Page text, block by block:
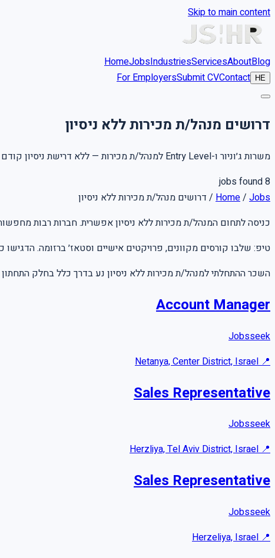
Skip to main content
HomeJobsIndustriesServicesAboutBlog
HE
For EmployersSubmit CVContact
דרושים מנהל/ת מכירות ללא ניסיון
משרות ג׳וניור ו-Entry Level למנהל/ת מכירות — ללא דרישת ניסיון קודם
8
jobs found
Home/ Jobs
/ דרושים מנהל/ת מכירות ללא ניסיון
כניסה לתחום המנהל/ת מכירות ללא ניסיון אפשרית. חברות רבות
טיפ: שלבו קורסים מקוונים, פרויקטים אישיים וסטאז׳ ברזומה.
השכר ההתחלתי למנהל/ת מכירות ללא ניסיון נע בדרך כלל בחלק התחתון של הטווח. עם צבירת
Account Manager
Jobsseek
📍
Netanya, Center District, Israel
Sales Representative
Jobsseek
📍
Herzliya, Tel Aviv District, Israel
Sales Representative
Jobsseek
📍
Herzeliya, Israel